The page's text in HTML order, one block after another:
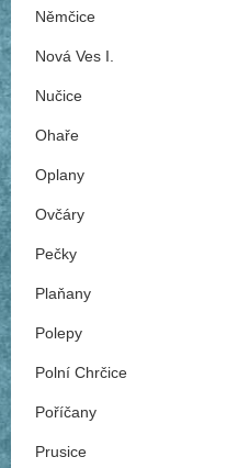
Němčice
Nová Ves I.
Nučice
Ohaře
Oplany
Ovčáry
Pečky
Plaňany
Polepy
Polní Chrčice
Poříčany
Prusice